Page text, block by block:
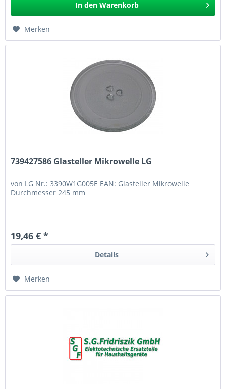
In den Warenkorb
Merken
739427586 Glasteller Mikrowelle LG
von LG Nr.: 3390W1G005E EAN: Glasteller Mikrowelle
Durchmesser 245 mm
19,46 € *
Details
Merken